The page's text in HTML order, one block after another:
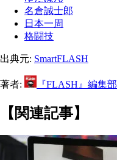
名倉誠士郎
日本一周
格闘技
出典元: SmartFLASH
著者: 『FLASH』編集部
【関連記事】